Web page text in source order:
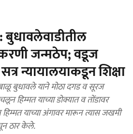
जन्मठेप; वडूज
न्यायालयाकडून शिक्षा
हिम्मत याच्या डोक्यात व तोंडावर
याच्या अंगावर मारून त्यास जखमी
ठार केले.